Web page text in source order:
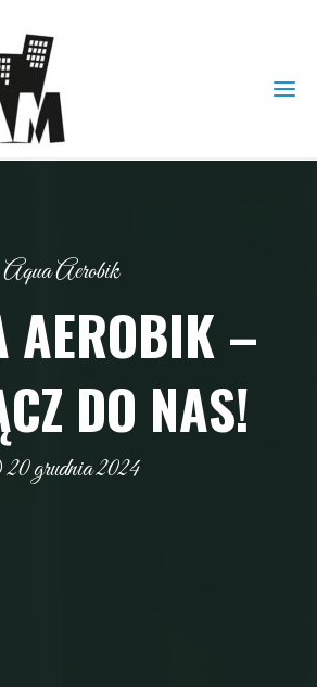
Aqua Aerobik
AEROBIK –
DO NAS!
20 grudnia 2024